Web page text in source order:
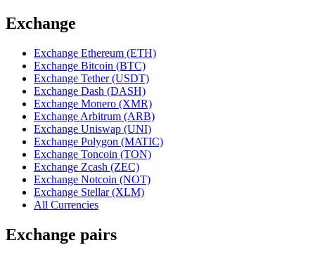
Exchange
Exchange Ethereum (ETH)
Exchange Bitcoin (BTC)
Exchange Tether (USDT)
Exchange Dash (DASH)
Exchange Monero (XMR)
Exchange Arbitrum (ARB)
Exchange Uniswap (UNI)
Exchange Polygon (MATIC)
Exchange Toncoin (TON)
Exchange Zcash (ZEC)
Exchange Notcoin (NOT)
Exchange Stellar (XLM)
All Currencies
Exchange pairs